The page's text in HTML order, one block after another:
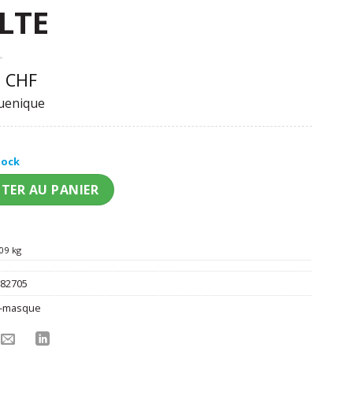
CHF
1/2 casque Stormtrooper Star Wars VII adulte
AU PANIER
kg
82705